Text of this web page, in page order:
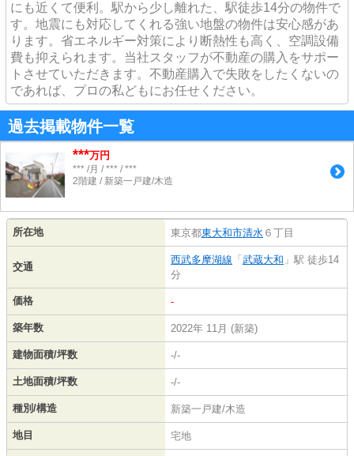
にも近くて便利。駅から少し離れた、駅徒歩14分の物件で
す。地震にも対応してくれる強い地盤の物件は安心感があ
ります。省エネルギー対策により断熱性も高く、空調設備
費も抑えられます。当社スタッフが不動産の購入をサポー
トさせていただきます。不動産購入で失敗をしたくないの
であれば、プロの私どもにお任せください。
過去掲載物件一覧
***万円
*** /月 / *** / ***
2階建 / 新築一戸建/木造
所在地 東京都東大和市清水 ６丁目
交通
西武多摩湖線 「 武蔵大和 」駅 徒歩14
分
価格 -
築年数 2022年 11月 (新築)
建物面積/坪数 -/-
土地面積/坪数 -/-
種別/構造 新築一戸建/木造
地目 宅地